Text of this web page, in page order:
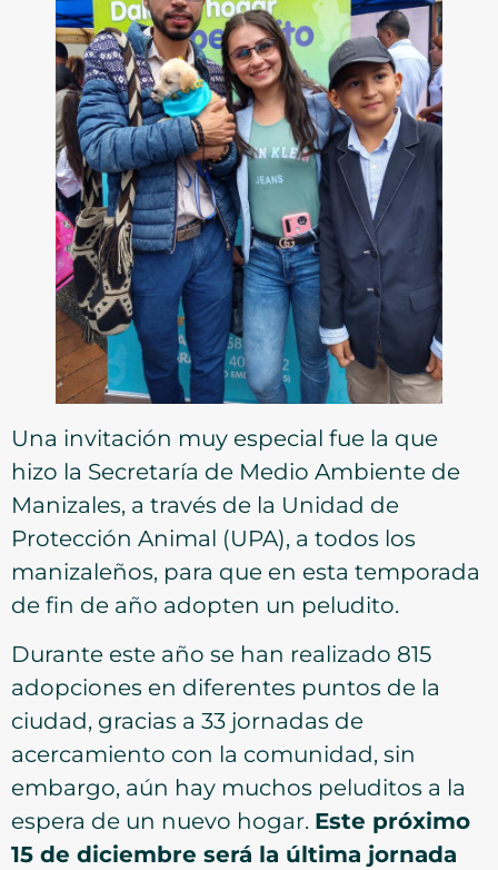
Una invitación muy especial fue la que
hizo la Secretaría de Medio Ambiente de
Manizales, a través de la Unidad de
Protección Animal (UPA), a todos los
manizaleños, para que en esta temporada
de fin de año adopten un peludito.
Durante este año se han realizado 815
adopciones en diferentes puntos de la
ciudad, gracias a 33 jornadas de
acercamiento con la comunidad, sin
embargo, aún hay muchos peluditos a la
espera de un nuevo hogar. Este próximo
15 de diciembre será la última jornada